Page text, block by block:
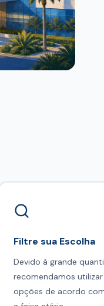
Filtre sua Escolha
Devido à grande
recomendamos
opções de acordo